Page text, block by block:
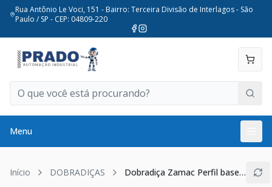
Rua Antônio Le Voci, 151 - Bairro: Terceira Divisão de Interlagos - São
Paulo / SP - CEP: 04809-220
Menu
Início DOBRADIÇAS Dobradiça Zamac Perfil base 40x40